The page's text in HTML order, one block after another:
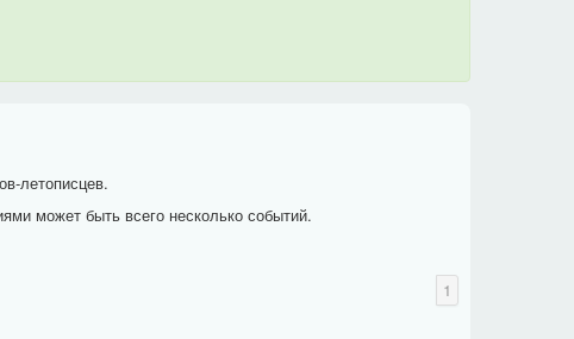
летописцев.
может быть всего несколько событий.
1